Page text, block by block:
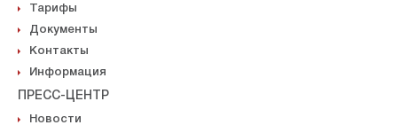
Тарифы
Документы
Контакты
Информация
ПРЕСС-ЦЕНТР
Новости